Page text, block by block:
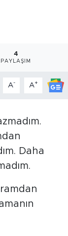
4
PAYLAŞIM
A- A+
Daha